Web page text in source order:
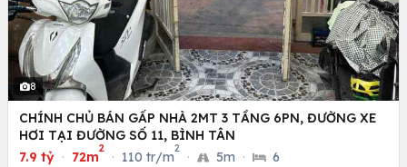
8
CHÍNH CHỦ BÁN GẤP NHÀ 2MT 3 TẦNG 6PN, ĐƯỜNG XE
HƠI TẠI ĐƯỜNG SỐ 11, BÌNH TÂN
7.9 tỷ · 72m
2
· 110 tr/m
2
· 5m · 6